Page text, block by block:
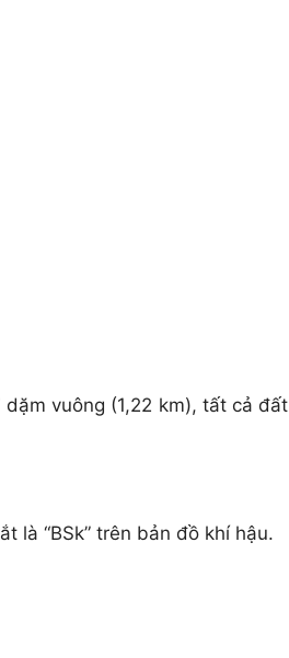
vuông (1,22 km), tất cả đất
là “BSk” trên bản đồ khí hậu.